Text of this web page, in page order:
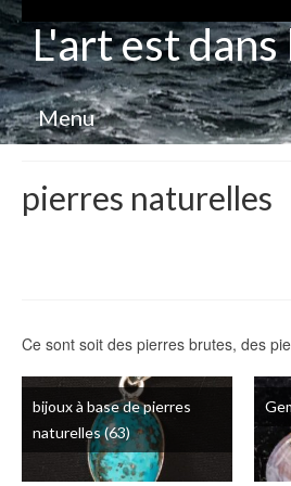
L'art est
Menu
pierres naturelles
Ce sont soit des pierres brutes, des
bijoux à base de pierres
naturelles(63)